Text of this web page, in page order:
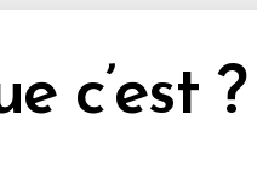
c’est ?